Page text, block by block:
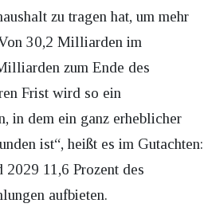
zu tragen hat, um mehr
30,2 Milliarden im
zum Ende des
Frist wird so ein
in dem ein ganz erheblicher
ist“, heißt es im Gutachten:
11,6 Prozent des
aufbieten.